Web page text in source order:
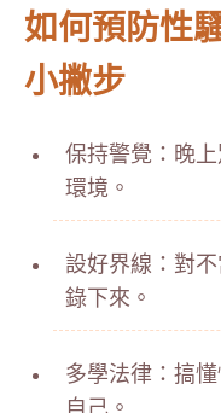
如何預防性
小撇步
保持警覺：晚
環境。
設好界線：對
錄下來。
多學法律：搞
自己。